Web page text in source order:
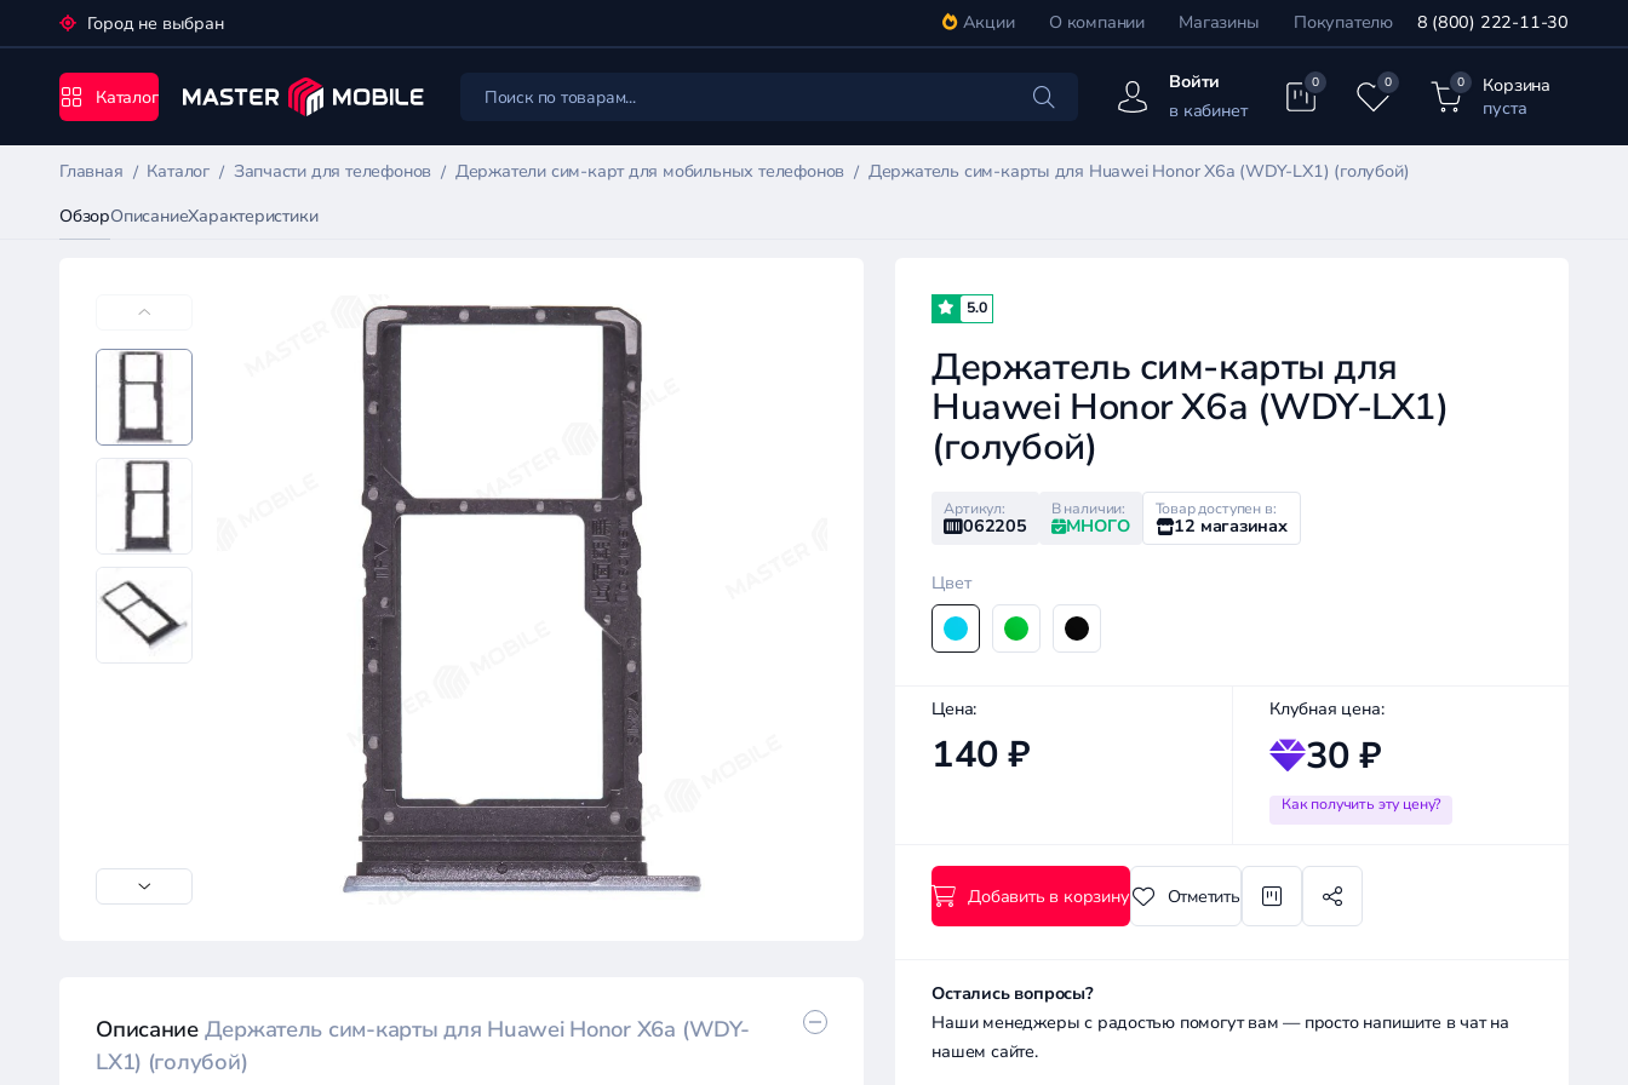
Город не выбран Акции О компании Магазины Покупателю 8 (800) 222-11-30
Каталог
Войти
в кабинет
0 0 0
Корзина
пуста
Главная Каталог Запчасти для телефонов Держатели сим-карт для мобильных телефонов
Держатель сим-карты для Huawei Honor X6a (WDY-LX1) (голубой)
ОбзорОписаниеХарактеристики
Описание Держатель сим-карты для Huawei Honor X6a (WDY-
LX1) (голубой)
5.0
Держатель сим-карты для
Huawei Honor X6a (WDY-LX1)
(голубой)
Артикул:
062205
В наличии:
МНОГО
Товар доступен в:
12 магазинах
Цвет
Цена:
140 ₽
Клубная цена:
30 ₽
Как получить эту цену?
Добавить в корзину Отметить
Остались вопросы?
Наши менеджеры с радостью помогут вам — просто напишите в чат на
нашем сайте.